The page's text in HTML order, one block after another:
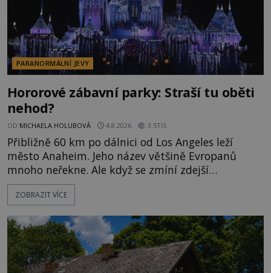
PARANORMÁLNÍ JEVY
Hororové zábavní parky: Straší tu oběti
nehod?
OD MICHAELA HOLUBOVÁ 4.8.2026 3.5TIS
Přibližně 60 km po dálnici od Los Angeles leží
město Anaheim. Jeho název většině Evropanů
mnoho neřekne. Ale když se zmíní zdejší
Disneyland, je hned jasno. Zábavní park vyroste na
poklidném místě bývalého sadu pomerančovníků.
kolem 17 000 000 zábavychtivých lidí ročně. A ač je
velká snaha to utajit, někteří z
ZOBRAZIT VÍCE